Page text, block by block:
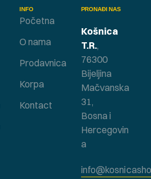
INFO
Početna
O nama
Prodavnica
Korpa
Kontact
PRONAĐI NAS
Košnica
T.R.,
76300
Bijeljina
Mačvanska
31,
Bosna i
Hercegovin
a